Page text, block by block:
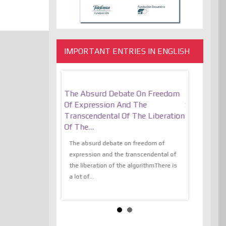
IMPORTANT ENTRIES IN ENGLISH
The Absurd Debate On Freedom
Of Expression And The
Transcendental Of The Liberation
Of The…
The absurd debate on freedom of
expression and the transcendental of
the liberation of the algorithmThere is
a lot of...
Stronger,